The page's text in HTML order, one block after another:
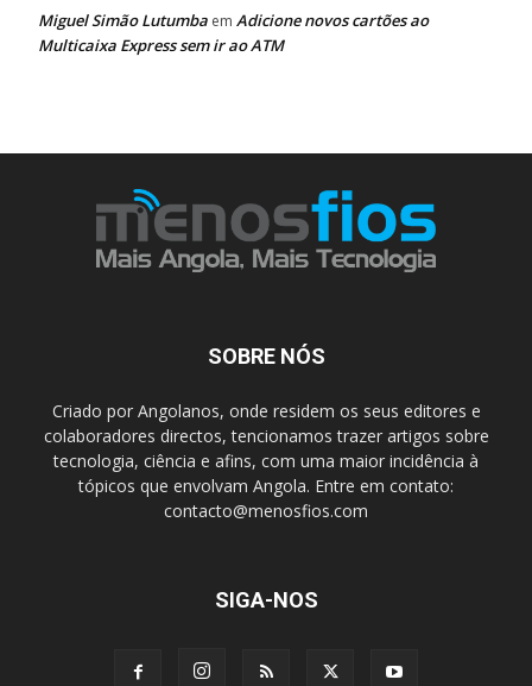
Miguel Simão Lutumba em Adicione novos cartões ao
Multicaixa Express sem ir ao ATM
SOBRE NÓS
Criado por Angolanos, onde residem os seus editores e
colaboradores directos, tencionamos trazer artigos sobre
tecnologia, ciência e afins, com uma maior incidência à
tópicos que envolvam Angola. Entre em contato:
contacto@menosfios.com
SIGA-NOS